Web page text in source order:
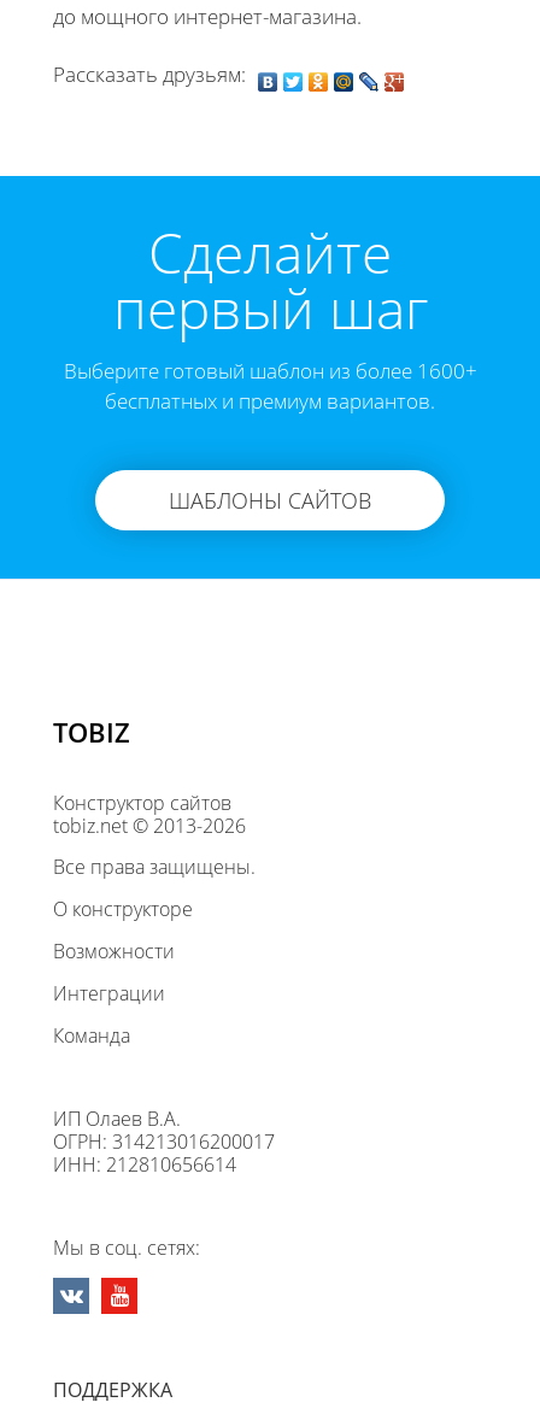
до мощного интернет-магазина.
Рассказать друзьям:
Cделайте
первый шаг
Выберите готовый шаблон из более 1600+
бесплатных и премиум вариантов.
ШАБЛОНЫ САЙТОВ
TOBIZ
Конструктор сайтов
tobiz.net © 2013-2026
Все права защищены.
О конструкторе
Возможности
Интеграции
Команда
ИП Олаев В.А.
ОГРН: 314213016200017
ИНН: 212810656614
Мы в соц. сетях:
ПОДДЕРЖКА